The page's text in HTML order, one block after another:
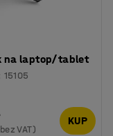
na laptop/tablet
15105
VAT)
KUP